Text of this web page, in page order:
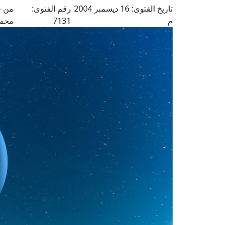
تاريخ الفتوى:
16 ديسمبر 2004
م
رقم الفتوى:
7131
من